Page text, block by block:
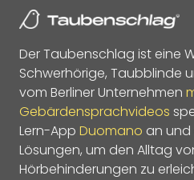
Der Taubenschlag ist eine
Schwerhörige, Taubblinde
vom Berliner Unternehmen
Gebärdensprachvideos
Lern-App Duomano an und
Lösungen, um den Alltag
Hörbehinderungen zu